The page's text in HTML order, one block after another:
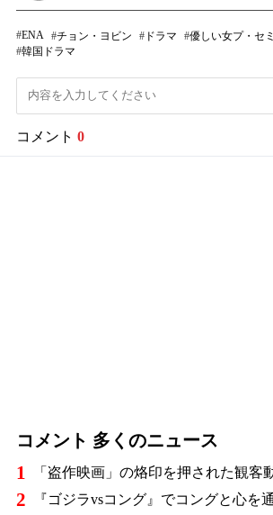
ENA チョン・ヨビン ドラマ 優しい女プ・セミ
韓国ドラマ
コメント 0
コメント 多くのニュース
1
2